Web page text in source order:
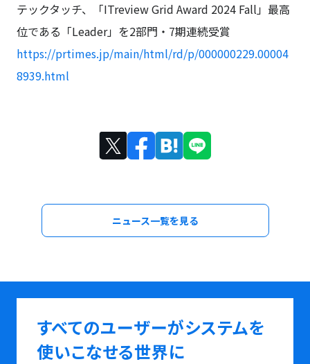
テックタッチ、「ITreview Grid Award 2024 Fall」最高
位である「Leader」を2部門・7期連続受賞
https://prtimes.jp/main/html/rd/p/000000229.00004
8939.html
ニュース一覧を見る
すべてのユーザーがシステムを
使いこなせる世界に